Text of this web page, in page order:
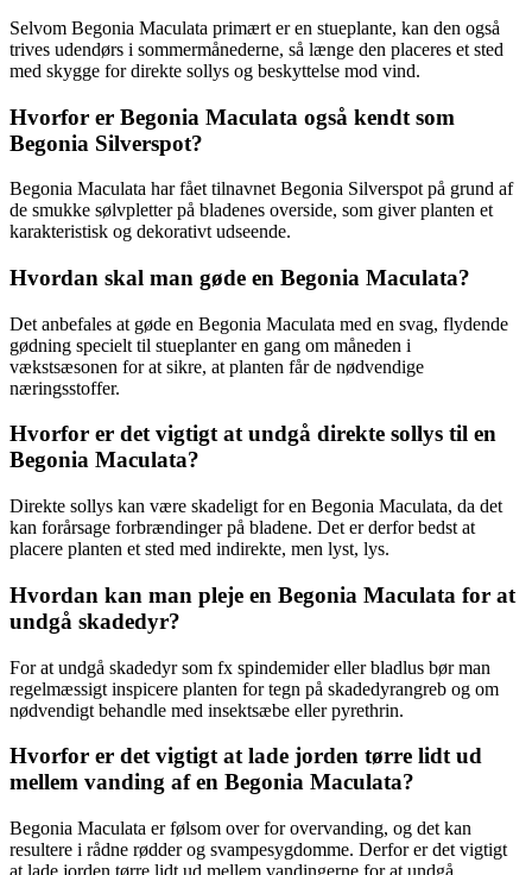
Selvom Begonia Maculata primært er en stueplante, kan den også
trives udendørs i sommermånederne, så længe den placeres et sted
med skygge for direkte sollys og beskyttelse mod vind.
Hvorfor er Begonia Maculata også kendt som
Begonia Silverspot?
Begonia Maculata har fået tilnavnet Begonia Silverspot på grund af
de smukke sølvpletter på bladenes overside, som giver planten et
karakteristisk og dekorativt udseende.
Hvordan skal man gøde en Begonia Maculata?
Det anbefales at gøde en Begonia Maculata med en svag, flydende
gødning specielt til stueplanter en gang om måneden i
vækstsæsonen for at sikre, at planten får de nødvendige
næringsstoffer.
Hvorfor er det vigtigt at undgå direkte sollys til en
Begonia Maculata?
Direkte sollys kan være skadeligt for en Begonia Maculata, da det
kan forårsage forbrændinger på bladene. Det er derfor bedst at
placere planten et sted med indirekte, men lyst, lys.
Hvordan kan man pleje en Begonia Maculata for at
undgå skadedyr?
For at undgå skadedyr som fx spindemider eller bladlus bør man
regelmæssigt inspicere planten for tegn på skadedyrangreb og om
nødvendigt behandle med insektsæbe eller pyrethrin.
Hvorfor er det vigtigt at lade jorden tørre lidt ud
mellem vanding af en Begonia Maculata?
Begonia Maculata er følsom over for overvanding, og det kan
resultere i rådne rødder og svampesygdomme. Derfor er det vigtigt
at lade jorden tørre lidt ud mellem vandingerne for at undgå